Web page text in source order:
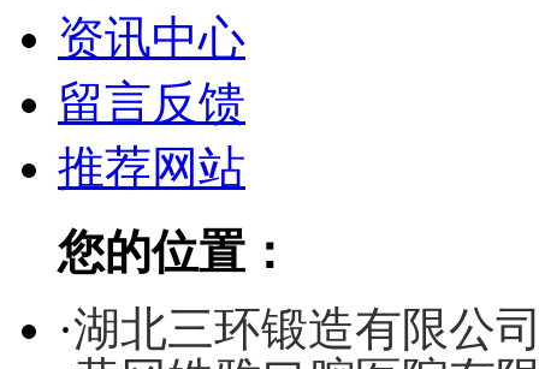
资讯中心
留言反馈
推荐网站
您的位置：
·湖北三环锻造有限公